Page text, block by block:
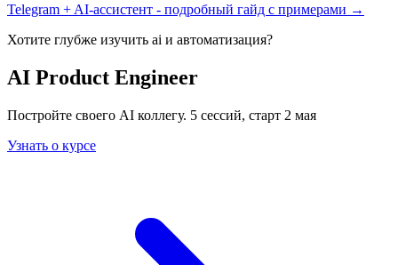
Telegram + AI-ассистент - подробный гайд с примерами →
Хотите глубже изучить ai и автоматизация?
AI Product Engineer
Постройте своего AI коллегу. 5 сессий, старт 2 мая
Узнать о курсе